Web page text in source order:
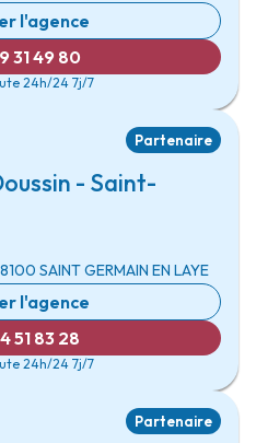
l'agence
31 49 80
24h/24 7j/7
Partenaire
- Saint-
SAINT GERMAIN EN LAYE
l'agence
51 83 28
24h/24 7j/7
Partenaire